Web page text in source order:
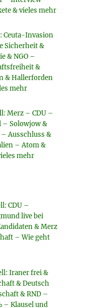
& vieles mehr
Ceuta-Invasion
Sicherheit &
& NGO –
&
& Hallerforden
mehr
Merz – CDU –
– Solowjow &
Ausschluss &
– Atom &
mehr
CDU –
live bei
& Merz
– Wie geht
Iraner frei &
& Deutsch
& RND –
– Klausel und